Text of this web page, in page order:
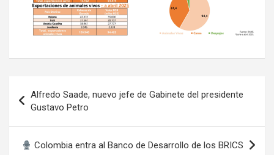
de
entradas
Alfredo Saade, nuevo jefe de Gabinete del presidente
Gustavo Petro
Colombia entra al Banco de Desarrollo de los BRICS